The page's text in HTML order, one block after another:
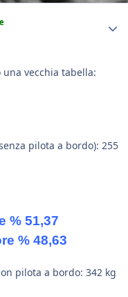
vecchia tabella:
pilota a bordo): 255
% 51,37
% 48,63
pilota a bordo: 342 kg